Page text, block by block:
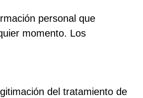
personal que
momento. Los
del tratamiento de